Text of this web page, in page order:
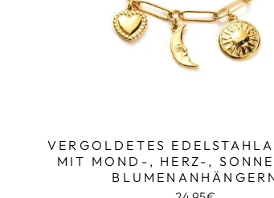
VERGOLDETES
MIT MOND-, HERZ-,